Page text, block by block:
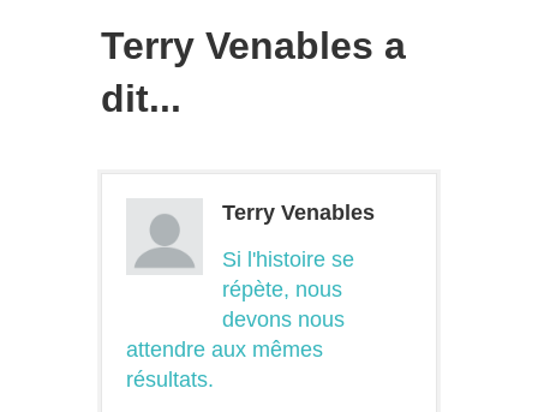
Terry Venables a
dit...
Terry Venables
Si l'histoire se
répète, nous
devons nous
attendre aux mêmes
résultats.